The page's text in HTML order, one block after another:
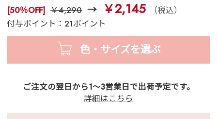
[50％OFF] ￥4,290 ￥2,145
（税込）
付与ポイント：21ポイント
色・サイズを選ぶ
ご注文の翌日から1～3営業日で出荷予定です。
詳細はこちら